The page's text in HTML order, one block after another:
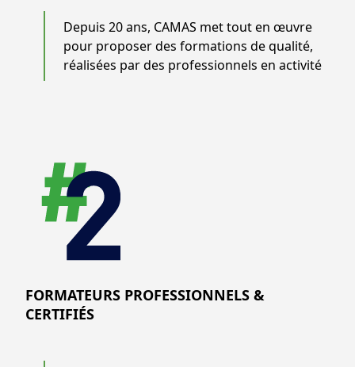
Depuis 20 ans, CAMAS met tout en œuvre
pour proposer des formations de qualité,
réalisées par des professionnels en activité
FORMATEURS PROFESSIONNELS &
CERTIFIÉS